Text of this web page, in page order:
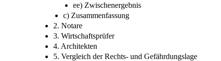
ee) Zwischenergebnis
c) Zusammenfassung
2. Notare
3. Wirtschaftsprüfer
4. Architekten
5. Vergleich der Rechts- und Gefährdungslage